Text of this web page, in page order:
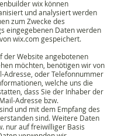
wix können
und analysiert werden
zum Zwecke des
eingegebenen Daten werden
wix.com gespeichert.
der Website angebotenen
möchten, benötigen wir von
Adresse, oder Telefonnummer
welche uns die
dass Sie der Inhaber der
Adresse bzw.
und mit dem Empfang des
sind. Weitere Daten
nur auf freiwilliger Basis